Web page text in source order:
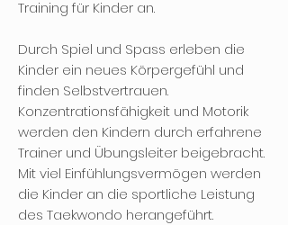
Training für Kinder an.
Durch Spiel und Spass erleben die
Kinder ein neues Körpergefühl und
finden Selbstvertrauen.
Konzentrationsfähigkeit und Motorik
werden den Kindern durch erfahrene
Trainer und Übungsleiter beigebracht.
Mit viel Einfühlungsvermögen werden
die Kinder an die sportliche Leistung
des Taekwondo herangeführt.